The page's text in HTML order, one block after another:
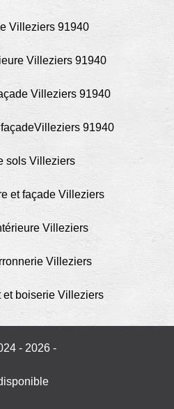
Villeziers 91940
Villeziers 91940
Villeziers 91940
91940
sols Villeziers
et façade Villeziers
Villeziers
Villeziers
et boiserie Villeziers
- 2026 -